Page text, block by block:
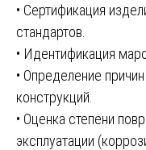
• Сертификация
стандартов.
• Идентификация
• Определение
конструкций.
• Оценка степени
эксплуатации